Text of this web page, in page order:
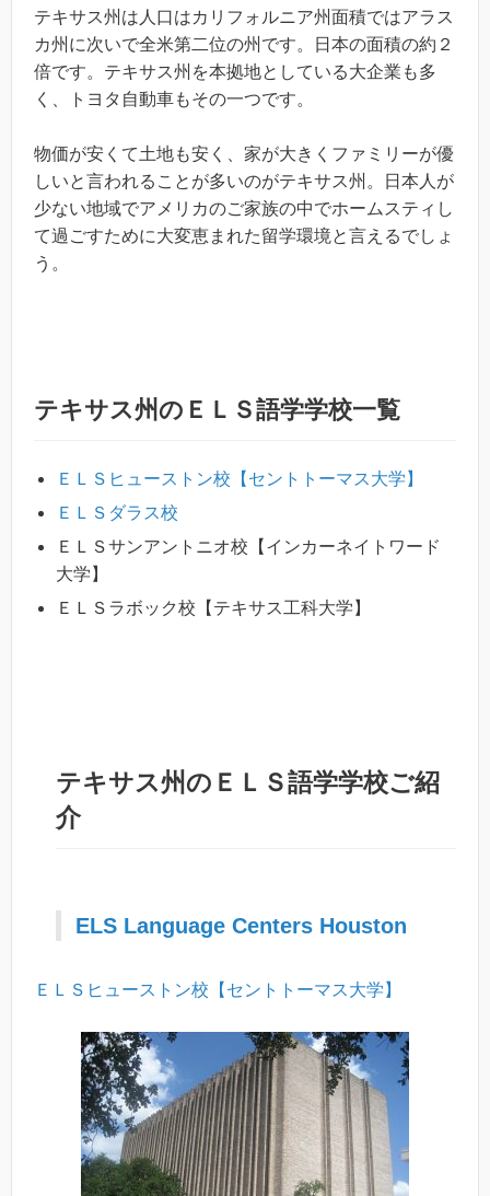
テキサス州は人口はカリフォルニア州面積ではアラス
カ州に次いで全米第二位の州です。日本の面積の約２
倍です。テキサス州を本拠地としている大企業も多
く、トヨタ自動車もその一つです。
物価が安くて土地も安く、家が大きくファミリーが優
しいと言われることが多いのがテキサス州。日本人が
少ない地域でアメリカのご家族の中でホームスティし
て過ごすために大変恵まれた留学環境と言えるでしょ
う。
テキサス州のＥＬＳ語学学校一覧
ＥＬＳヒューストン校【セントトーマス大学】
ＥＬＳダラス校
ＥＬＳサンアントニオ校【インカーネイトワード
大学】
ＥＬＳラボック校【テキサス工科大学】
テキサス州のＥＬＳ語学学校ご紹
介
ELS Language Centers Houston
ＥＬＳヒューストン校【セントトーマス大学】